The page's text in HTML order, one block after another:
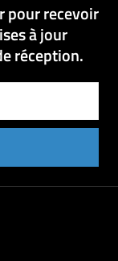
pour recevoir
à jour
réception.